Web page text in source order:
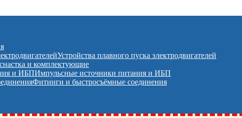
Устройства плавного пуска электродвигателей
и комплектующие
Импульсные источники питания и ИБП
Фитинги и быстросъёмные соединения